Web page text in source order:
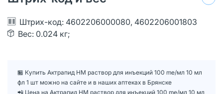
Штрих-код: 4602206000080, 4602206001803
Вес: 0.024 кг;
🏪 Купить Актрапид НМ раствор для инъекций 100 me/мл 10 мл
фл 1 шт можно на сайте и в наших аптеках в Брянске
📲 Цена на Актрапид НМ раствор для инъекций 100 me/мл 10 мл